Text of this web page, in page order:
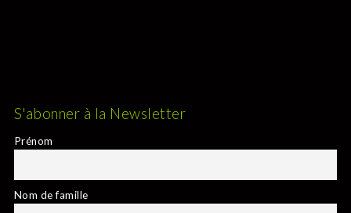
S'abonner à la Newsletter
Prénom
Nom de famille